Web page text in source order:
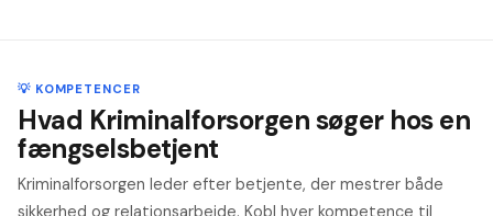
💡 KOMPETENCER
Hvad Kriminalforsorgen søger hos en
fængselsbetjent
Kriminalforsorgen leder efter betjente, der mestrer både
sikkerhed og relationsarbejde. Kobl hver kompetence til